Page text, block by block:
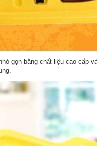
gọn bằng chất liệu cao cấp